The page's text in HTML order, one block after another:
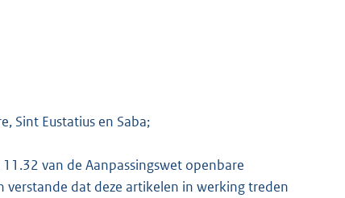
Sint Eustatius en Saba;
van de Aanpassingswet openbare
verstande dat deze artikelen in werking treden